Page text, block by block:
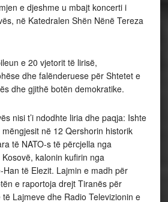
e djeshme u mbajt koncerti i
në Katedralen Shën Nënë Tereza
e 20 vjetorit të lirisë,
dhe falënderuese për Shtetet e
dhe gjithë botën demokratike.
nisi t’i ndodhte liria dhe paqja: Ishte
në 12 Qershorin historik
të NATO-s të përcjella nga
kalonin kufirin nga
Han të Elezit. Lajmin e madh për
e raportoja drejt Tiranës për
Lajmeve dhe Radio Televizionin e